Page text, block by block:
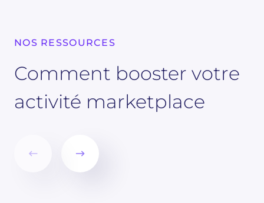
NOS RESSOURCES
Comment booster votre
activité marketplace